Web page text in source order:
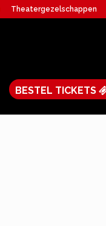
Theatergezelschappen
BESTEL TICKETS